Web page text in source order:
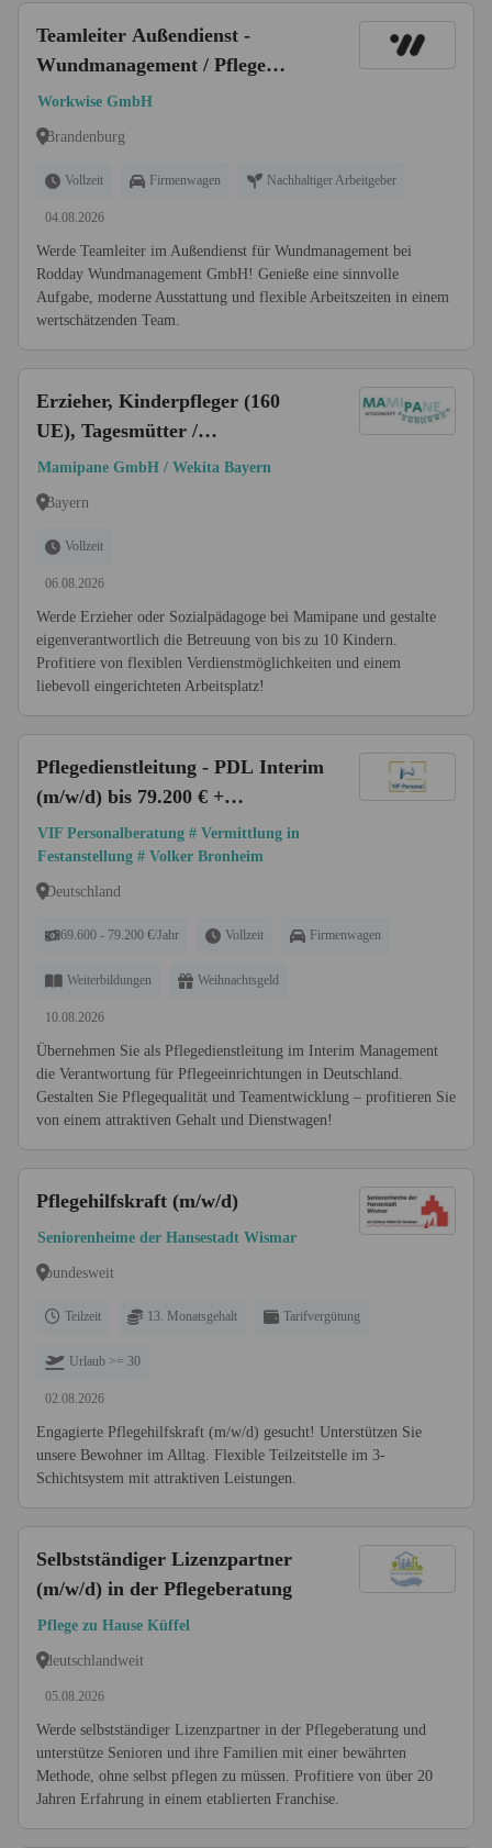
Teamleiter Außendienst -
Wundmanagement / Pflege
(m/w/d)
Workwise GmbH
Brandenburg
Vollzeit Firmenwagen Nachhaltiger Arbeitgeber
04.08.2026
Werde Teamleiter im Außendienst für Wundmanagement bei
Rodday Wundmanagement GmbH! Genieße eine sinnvolle
Aufgabe, moderne Ausstattung und flexible Arbeitszeiten in einem
wertschätzenden Team.
Erzieher, Kinderpfleger (160
UE), Tagesmütter /
Sozialpädagog oder pädagogische
Fachkräft (m/w/d)
Mamipane GmbH / Wekita Bayern
Bayern
Vollzeit
06.08.2026
Werde Erzieher oder Sozialpädagoge bei Mamipane und gestalte
eigenverantwortlich die Betreuung von bis zu 10 Kindern.
Profitiere von flexiblen Verdienstmöglichkeiten und einem
liebevoll eingerichteten Arbeitsplatz!
Pflegedienstleitung - PDL Interim
(m/w/d) bis 79.200 € +
Dienstwagen | deutschlandweit
VIF Personalberatung # Vermittlung in
Festanstellung # Volker Bronheim
Deutschland
69.600 - 79.200 €/Jahr Vollzeit Firmenwagen
Weiterbildungen Weihnachtsgeld
10.08.2026
Übernehmen Sie als Pflegedienstleitung im Interim Management
die Verantwortung für Pflegeeinrichtungen in Deutschland.
Gestalten Sie Pflegequalität und Teamentwicklung – profitieren Sie
von einem attraktiven Gehalt und Dienstwagen!
Pflegehilfskraft (m/w/d)
Seniorenheime der Hansestadt Wismar
bundesweit
Teilzeit 13. Monatsgehalt Tarifvergütung
Urlaub >= 30
02.08.2026
Engagierte Pflegehilfskraft (m/w/d) gesucht! Unterstützen Sie
unsere Bewohner im Alltag. Flexible Teilzeitstelle im 3-
Schichtsystem mit attraktiven Leistungen.
Selbstständiger Lizenzpartner
(m/w/d) in der Pflegeberatung
Pflege zu Hause Küffel
deutschlandweit
05.08.2026
Werde selbstständiger Lizenzpartner in der Pflegeberatung und
unterstütze Senioren und ihre Familien mit einer bewährten
Methode, ohne selbst pflegen zu müssen. Profitiere von über 20
Jahren Erfahrung in einem etablierten Franchise.